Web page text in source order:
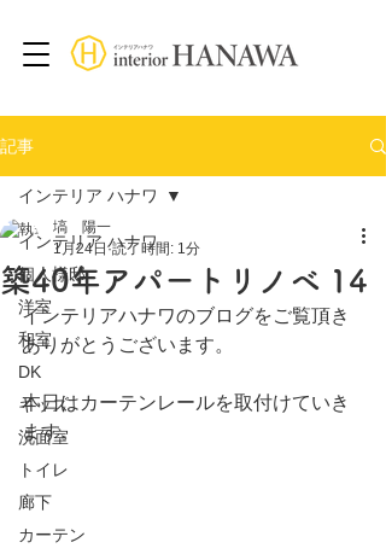
記事
インテリア ハナワ
個人様邸
洋室
和室
DK
キッズ
洗面室
トイレ
廊下
カーテン
インテリア ハナワ
築40年アパートリノベ 14
塙 陽一
1月24日 読了時間: 1分
インテリアハナワのブログをご覧頂き
ありがとうございます。
本日はカーテンレールを取付けていき
ます。